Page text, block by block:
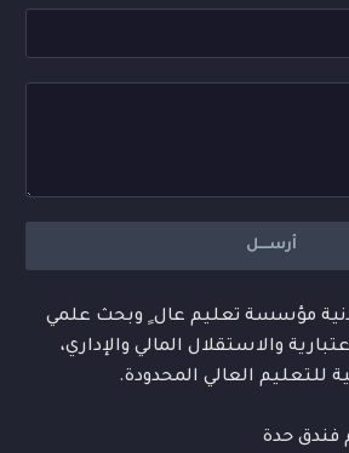
مؤسسة تعليم عال ٍ وبحث علمي
والاستقلال المالي والإداري،
للتعليم العالي المحدودة.
فندق حدة